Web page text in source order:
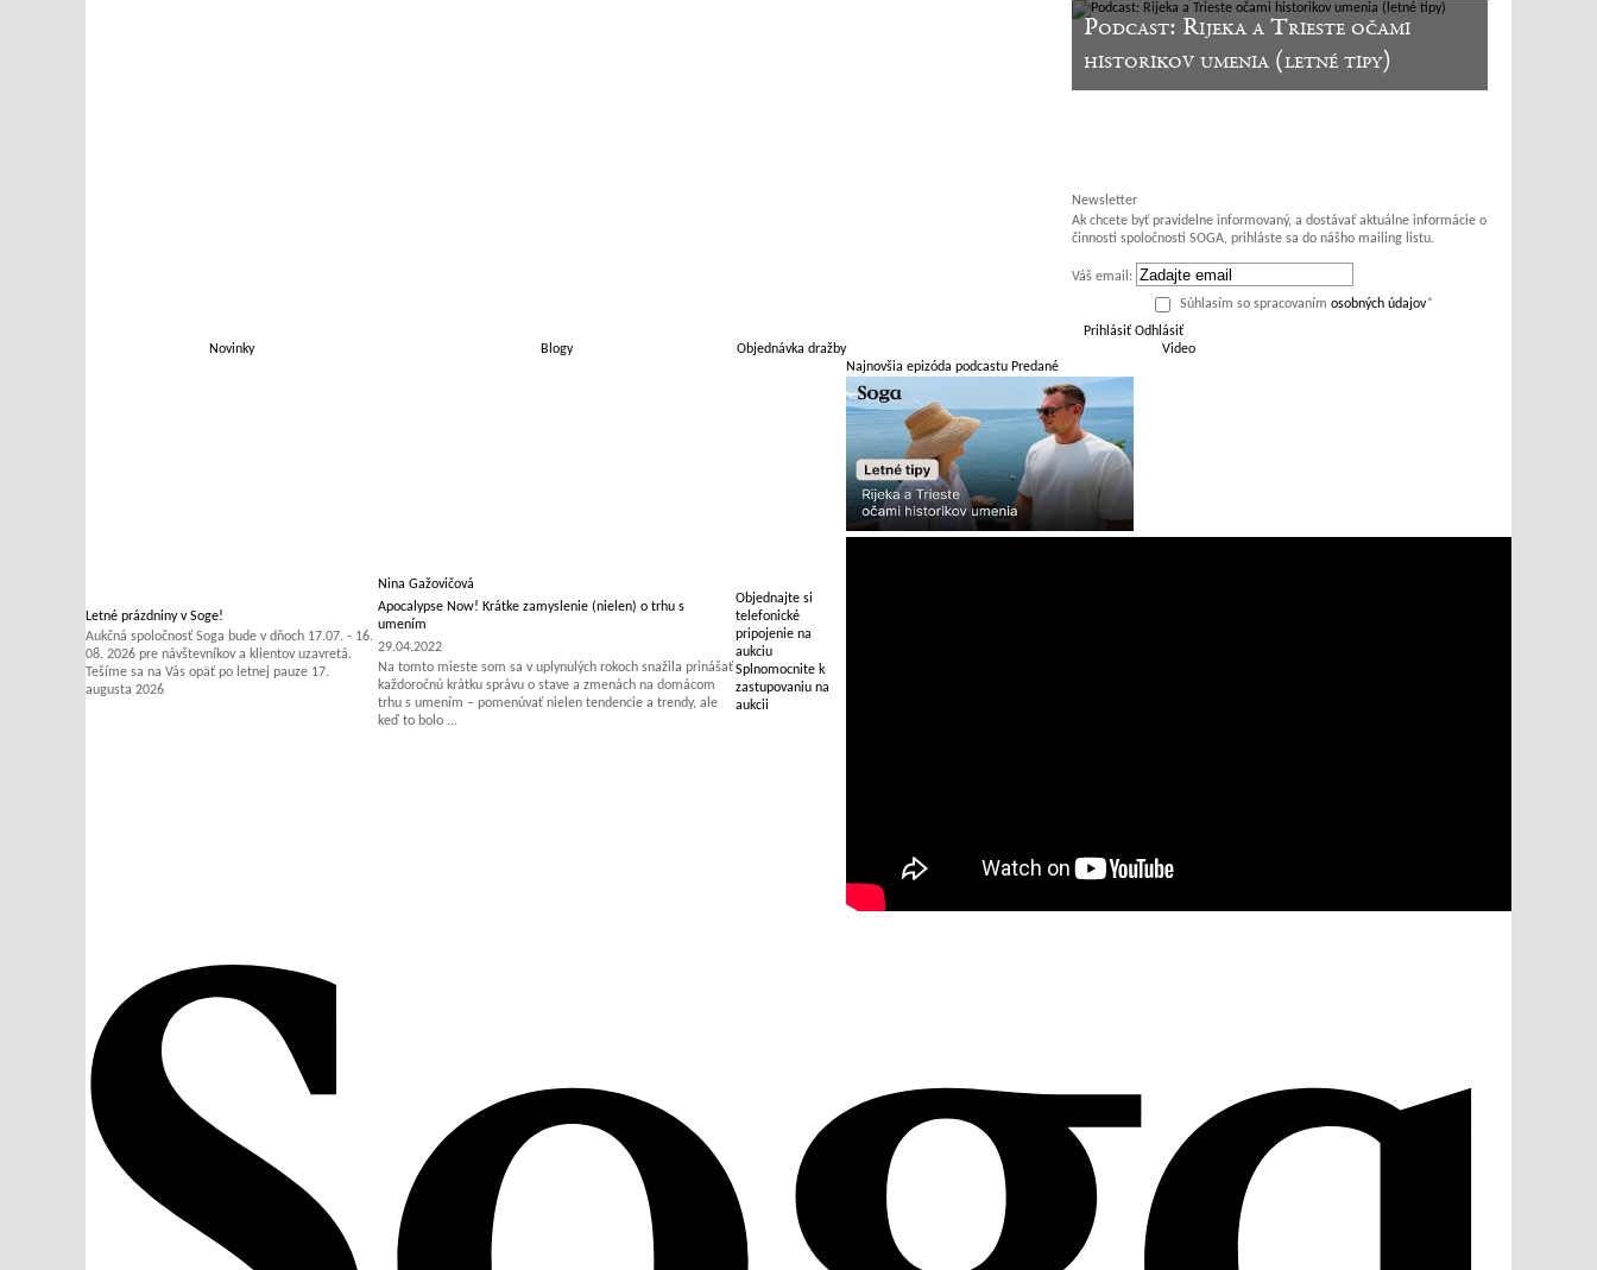
Podcast: Rijeka a Trieste očami
historikov umenia (letné tipy)
Newsletter
Ak chcete byť pravidelne informovaný, a dostávať aktuálne informácie o
činnosti spoločnosti SOGA, prihláste sa do nášho mailing listu.
Váš email:
Súhlasím so spracovaním osobných údajov*
Prihlásiť Odhlásiť
Novinky
Blogy Objednávka dražby Video
Letné prázdniny v Soge!
Aukčná spoločnosť Soga bude v dňoch 17.07. - 16.
08. 2026 pre návštevníkov a klientov uzavretá.
Tešíme sa na Vás opäť po letnej pauze 17.
augusta 2026
Nina Gažovičová
Apocalypse Now! Krátke zamyslenie (nielen) o trhu s
umením
29.04.2022
Na tomto mieste som sa v uplynulých rokoch snažila prinášať
každoročnú krátku správu o stave a zmenách na domácom
trhu s umením – pomenúvať nielen tendencie a trendy, ale
keď to bolo ...
Objednajte si
telefonické
pripojenie na
aukciu
Splnomocnite k
zastupovaniu na
aukcii
Najnovšia epizóda podcastu Predané